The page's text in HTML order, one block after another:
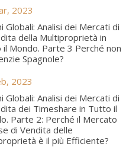
2023
Globali: Analisi dei Mercati di
della Multiproprietà in
Mondo. Parte 3 Perché non
Spagnole?
2023
Globali: Analisi dei Mercati di
dei Timeshare in Tutto il
Parte 2: Perché il Mercato
di Vendita delle
è il più Efficiente?